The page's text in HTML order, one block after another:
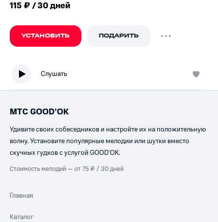
115 ₽ / 30 дней
УСТАНОВИТЬ ПОДАРИТЬ
Слушать
МТС GOOD’OK
Удивите своих собеседников и настройте их на положительную
волну. Установите популярные мелодии или шутки вместо
скучных гудков с услугой GOOD’OK.
Стоимость мелодий — от 75 ₽ / 30 дней
Главная
Каталог